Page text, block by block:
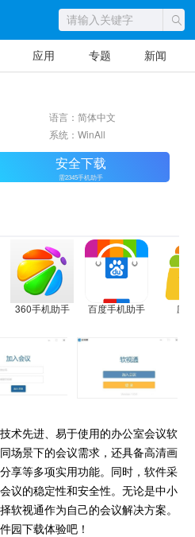
应用 专题 新闻
语言：简体中文
系统：WinAll
安全下载
需2345手机助手
360手机助手 百度手机助手 应
术先进、易于使用的办公室会议软
场景下的会议需求，还具备高清画
享等多项实用功能。同时，软件采
议的稳定性和安全性。无论是中小
软视通作为自己的会议解决方案。
园下载体验吧！